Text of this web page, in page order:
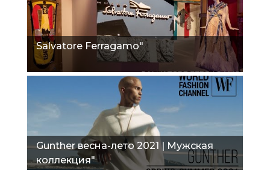
Salvatore Ferragamo"
Gunther весна-лето 2021 | Мужская
коллекция"